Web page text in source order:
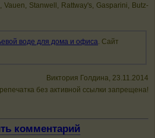
Stanwell, Rattway's, Gasparini, Butz-
воде для дома и офиса . Сайт
Виктория Голдина, 23.11.2014
без активной ссылки запрещена!
комментарий